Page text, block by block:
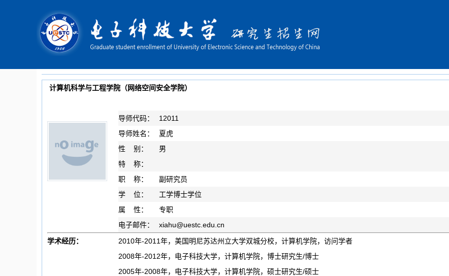
计算机科学与工程学院（网络空间安全学院）
导师代码：
12011
导师姓名：
夏虎
性 别：
男
特 称：
职 称：
副研究员
学 位：
工学博士学位
属 性：
专职
电子邮件：
xiahu@uestc.edu.cn
学术经历：
2010年-2011年，美国明尼苏达州立大学双城分校，计算机学院，访问学者
2008年-2012年，电子科技大学，计算机学院，博士研究生/博士
2005年-2008年，电子科技大学，计算机学院，硕士研究生/硕士